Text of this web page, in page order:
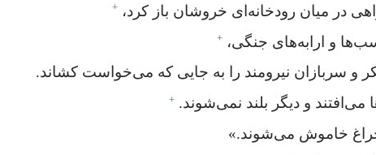
در میان رودخانه‌ای خروشان باز کرد،‏ +
و ارابه‌های جنگی،‏ +
و سربازان نیرومند را به جایی که می‌خواست کشاند.‏
می‌افتند و دیگر بلند نمی‌شوند.‏ +
چراغ خاموش می‌شوند.‏»‏